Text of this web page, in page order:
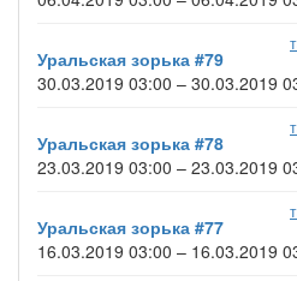
Уральская зорька #79
30.03.2019 03:00 – 30.03.2019
Уральская зорька #78
23.03.2019 03:00 – 23.03.2019
Уральская зорька #77
16.03.2019 03:00 – 16.03.2019